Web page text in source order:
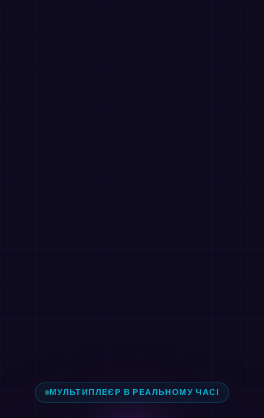
МУЛЬТИПЛЕЄР В РЕАЛЬНОМУ ЧАСІ